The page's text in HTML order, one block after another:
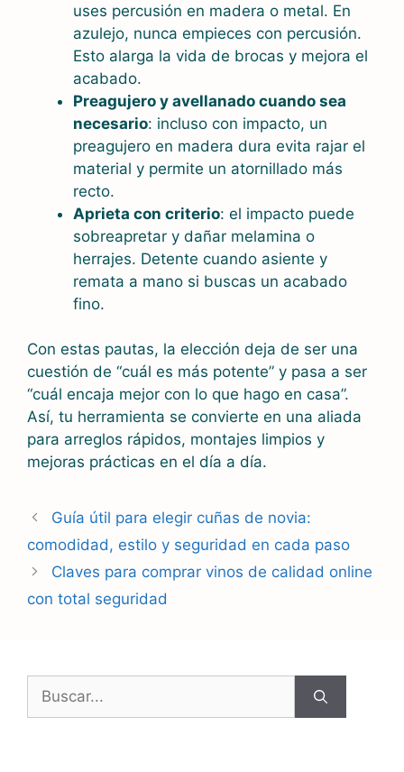
uses percusión en madera o metal. En
azulejo, nunca empieces con percusión.
Esto alarga la vida de brocas y mejora el
acabado.
Preagujero y avellanado cuando sea
necesario: incluso con impacto, un
preagujero en madera dura evita rajar el
material y permite un atornillado más
recto.
Aprieta con criterio: el impacto puede
sobreapretar y dañar melamina o
herrajes. Detente cuando asiente y
remata a mano si buscas un acabado
fino.
Con estas pautas, la elección deja de ser una
cuestión de “cuál es más potente” y pasa a ser
“cuál encaja mejor con lo que hago en casa”.
Así, tu herramienta se convierte en una aliada
para arreglos rápidos, montajes limpios y
mejoras prácticas en el día a día.
Guía útil para elegir cuñas de novia:
comodidad, estilo y seguridad en cada paso
Claves para comprar vinos de calidad online
con total seguridad
Buscar: